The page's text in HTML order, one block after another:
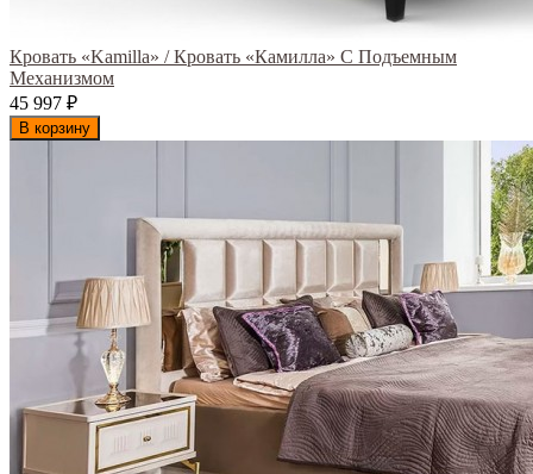
Кровать «Kamilla» / Кровать «Камилла» С Подъемным
Механизмом
45 997 ₽
В корзину